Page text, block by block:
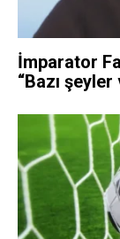
İmparator
“Bazı